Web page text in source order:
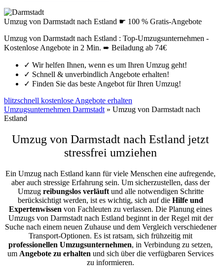
Umzug von Darmstadt nach Estland ☛ 100 % Gratis-Angebote
Umzug von Darmstadt nach Estland : Top-Umzugsunternehmen -
Kostenlose Angebote in 2 Min. ➨ Beiladung ab 74€
✓ Wir helfen Ihnen, wenn es um Ihren Umzug geht!
✓ Schnell & unverbindlich Angebote erhalten!
✓ Finden Sie das beste Angebot für Ihren Umzug!
blitzschnell kostenlose Angebote erhalten
Umzugsunternehmen Darmstadt » Umzug von Darmstadt nach
Estland
Umzug von Darmstadt nach Estland jetzt
stressfrei umziehen
Ein Umzug nach Estland kann für viele Menschen eine aufregende,
aber auch stressige Erfahrung sein. Um sicherzustellen, dass der
Umzug reibungslos verläuftund alle notwendigen Schritte
berücksichtigt werden, ist es wichtig, sich auf die Hilfe und
Expertenwissen von Fachleuten zu verlassen. Die Planung eines
Umzugs von Darmstadt nach Estland beginnt in der Regel mit der
Suche nach einem neuen Zuhause und dem Vergleich verschiedener
Transport-Optionen. Es ist ratsam, sich frühzeitig mit
professionellen Umzugsunternehmen, in Verbindung zu setzen,
um Angebote zu erhalten und sich über die verfügbaren Services
zu informieren.